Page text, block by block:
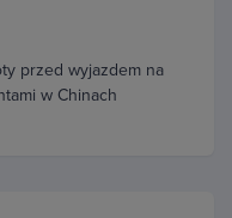
przed wyjazdem na
w Chinach